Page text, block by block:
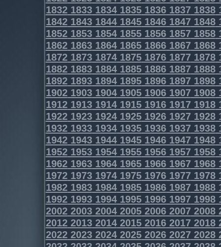
1832183318341835183618371838
1842184318441845184618471848
1852185318541855185618571858
1862186318641865186618671868
1872187318741875187618771878
1882188318841885188618871888
1892189318941895189618971898
1902190319041905190619071908
1912191319141915191619171918
1922192319241925192619271928
1932193319341935193619371938
1942194319441945194619471948
1952195319541955195619571958
1962196319641965196619671968
1972197319741975197619771978
1982198319841985198619871988
1992199319941995199619971998
2002200320042005200620072008
2012201320142015201620172018
2022202320242025202620272028